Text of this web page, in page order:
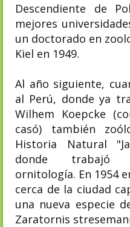
Descendiente de
mejores
un doctorado en
Kiel en 1949.
Al año siguiente,
al Perú, donde ya
Wilhem Koepcke
casó) también
Historia Natural
donde trabajó
ornitología. En 1954
cerca de la ciudad
una nueva especie
Zaratornis